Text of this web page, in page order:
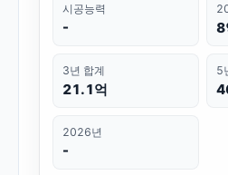
시공능력
- 8
3년 합계
21.1억
5
2026년
-